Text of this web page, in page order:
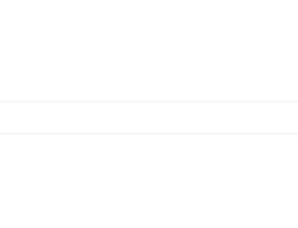
grande vitesse et est